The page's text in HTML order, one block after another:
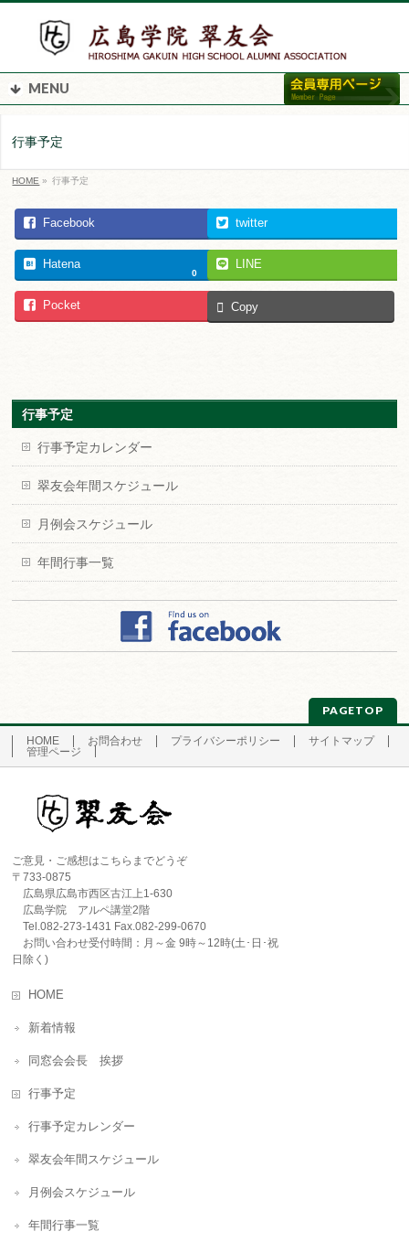
MENU
行事予定
HOME » 行事予定
Facebook twitter
Hatena
0
LINE
Pocket Copy
行事予定
行事予定カレンダー
翠友会年間スケジュール
月例会スケジュール
年間行事一覧
PAGETOP
HOME お問合わせ プライバシーポリシー
サイトマップ
管理ページ
ご意見・ご感想はこちらまでどうぞ
〒733-0875
広島県広島市西区古江上1-630
広島学院 アルペ講堂2階
Tel.082-273-1431 Fax.082-299-0670
お問い合わせ受付時間：月～金 9時～12時(土･日･祝
日除く)
HOME
新着情報
同窓会会長 挨拶
行事予定
行事予定カレンダー
翠友会年間スケジュール
月例会スケジュール
年間行事一覧